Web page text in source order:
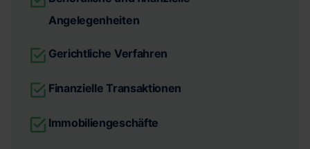
Angelegenheiten
Gerichtliche Verfahren
Finanzielle Transaktionen
Immobiliengeschäfte